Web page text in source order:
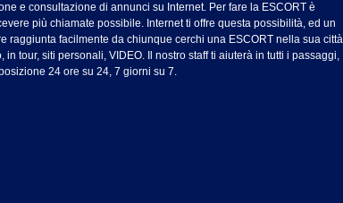
e consultazione di annunci su Internet. Per fare la ESCORT è
più chiamate possibile. Internet ti offre questa possibilità, ed un
raggiunta facilmente da chiunque cerchi una ESCORT nella sua città.
tour, siti personali, VIDEO. Il nostro staff ti aiuterà in tutti i passaggi,
24 ore su 24, 7 giorni su 7.